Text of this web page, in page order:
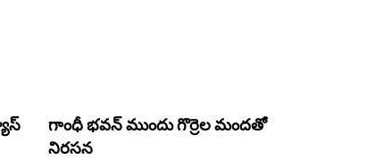
గాంధీ భవన్ ముందు గొర్రెల మందతో
నిరసన